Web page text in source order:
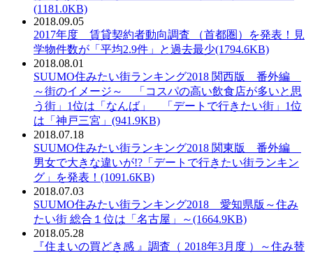
(1181.0KB)
2018.09.05
PDF：
2017年度 賃貸契約者動向調査 （首都圏）を発表！見
学物件数が「平均2.9件」と過去最少(1794.6KB)
2018.08.01
PDF：
SUUMO住みたい街ランキング2018 関西版 番外編
～街のイメージ～ 「コスパの高い飲食店が多いと思
う街」1位は「なんば」 「デートで行きたい街」1位
は「神戸三宮」(941.9KB)
2018.07.18
PDF：
SUUMO住みたい街ランキング2018 関東版 番外編
男女で大きな違いが!?「デートで行きたい街ランキン
グ」を発表！(1091.6KB)
2018.07.03
PDF：
SUUMO住みたい街ランキング2018 愛知県版～住み
たい街 総合１位は「名古屋」～(1664.9KB)
2018.05.28
PDF：
『住まいの買どき感 』調査（ 2018年3月度 ）～住み替